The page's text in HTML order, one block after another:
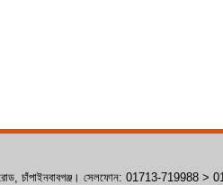
রোড, চাঁপাইনবাবগঞ্জ। সেলফোন: 01713-